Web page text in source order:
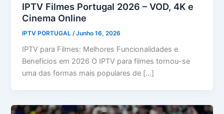
IPTV Filmes Portugal 2026 – VOD, 4K e
Cinema Online
IPTV PORTUGAL /Junho 16, 2026
IPTV para Filmes: Melhores Funcionalidades e
Benefícios em 2026 O IPTV para filmes tornou-se
uma das formas mais populares de […]